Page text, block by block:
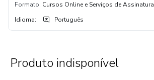
Formato: Cursos Online e Serviços de Assinatura
Idioma: Português
Produto indisponível